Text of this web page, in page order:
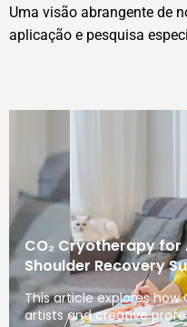
Uma visão abrangente de
aplicação e pesquisa
CO₂ Cryotherapy for
Shoulder Recovery
This article explores
artists and creative